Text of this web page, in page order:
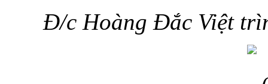
Đ/c Hoàng Đắc Việt